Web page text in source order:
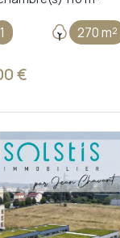
1 270 m²
€